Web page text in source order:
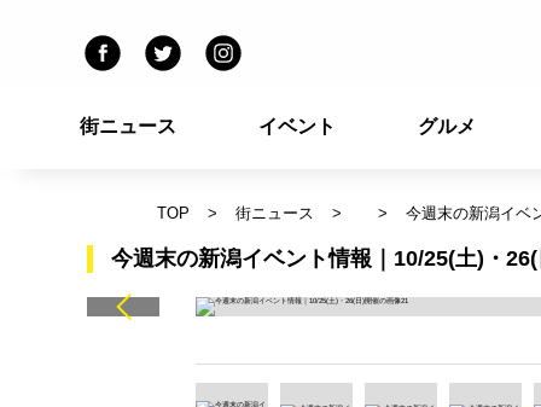
街ニュース イベント グルメ
TOP 街ニュース 今週末の新潟イベ
今週末の新潟イベント情報｜10/25(土)・